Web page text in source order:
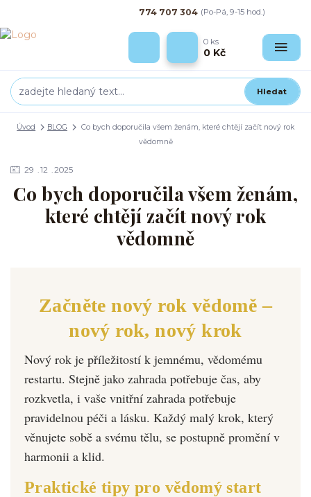
Hledat
774 707 304 (Po-Pá, 9-15 hod.)
0 ks
0 Kč
Úvod BLOG
Co bych doporučila všem ženám, které chtějí začít nový rok
vědomně
29 12 2025
Co bych doporučila všem ženám,
které chtějí začít nový rok
vědomně
Začněte nový rok vědomě –
nový rok, nový krok
Nový rok je příležitostí k jemnému, vědomému
restartu. Stejně jako zahrada potřebuje čas, aby
rozkvetla, i vaše vnitřní zahrada potřebuje
pravidelnou péči a lásku. Každý malý krok, který
věnujete sobě a svému tělu, se postupně promění v
harmonii a klid.
Praktické tipy pro vědomý start